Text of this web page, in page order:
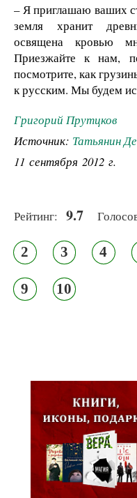
– Я приглашаю ваших
земля хранит
освящена кровью
Приезжайте к нам,
посмотрите, как
к русским. Мы будем
Григорий Прутцков
Источник: Татьянин
11 сентября 2012 г.
Рейтинг: 9.7
2 3 4
9 10